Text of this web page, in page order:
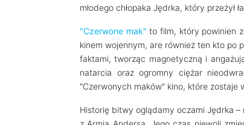
młodego chłopaka Jędrka, który
"Czerwone mak" to film, który powinien
kinem wojennym, are również ten kto po
faktami, tworząc magnetyczną i
natarcia oraz ogromny ciężar
"Czerwonych maków" kino, które zostaje
Historię bitwy oglądamy oczami Jędrka –